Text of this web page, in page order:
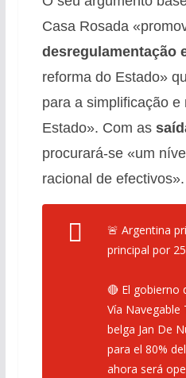
Casa Rosada
desregulamentação
reforma do Estado»
para a simplificação e
Estado». Com as
procurará-se «um
racional de efectivos».
🚨 Argentina
principal por
🔴 El gobierno
Vía
belga Jan De
para el 80%
ahora será